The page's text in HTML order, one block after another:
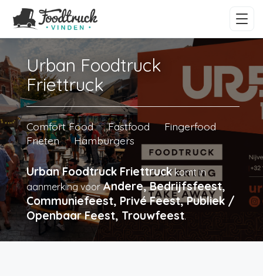
Urban Foodtruck
Friettruck
Comfort Food Fastfood
Fingerfood
Frieten
Hamburgers
Urban Foodtruck Friettruckkomt in
aanmerking voorAndere, Bedrijfsfeest,
Communiefeest, Privé Feest, Publiek /
Openbaar Feest, Trouwfeest.